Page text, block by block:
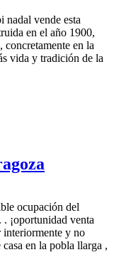
nadal vende esta
en el año 1900,
concretamente en la
vida y tradición de la
ocupación del
¡oportunidad venta
interiormente y no
en la pobla llarga ,